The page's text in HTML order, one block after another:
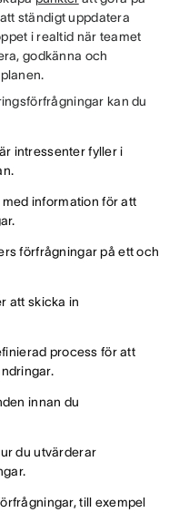
ständigt uppdatera
i realtid när teamet
godkänna och
kan du
intressenter fyller i
information för att
förfrågningar på ett och
att skicka in
process för att
innan du
du utvärderar
till exempel